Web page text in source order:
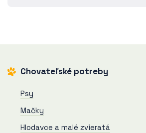
Chovateľské potreby
Psy
Mačky
Hlodavce a malé zvieratá